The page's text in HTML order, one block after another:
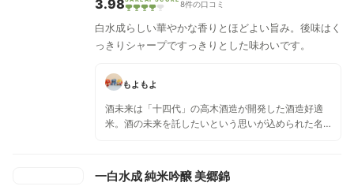
3.98 8件の口コミ
白水成らしい華やかな香りとほどよい旨み。後味はく
っきりシャープですっきりとした味わいです。
もよもよ
酒未来は「十四代」の高木酒造が開発した酒造好適
米。酒の未来を託したいという思いが込められた名
ったらどうなるか。 一白水成は甘さ控えめで旨味と
酸味のバランスが良いという印象。加えて酒未来は
一白水成 純米吟醸 美郷錦